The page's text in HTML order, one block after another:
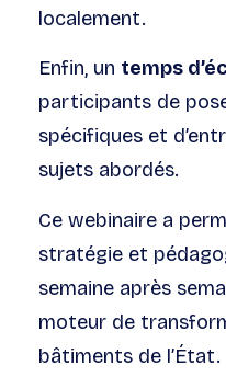
localement.
Enfin, un temps
participants de
spécifiques et
sujets abordés.
Ce webinaire a
stratégie et
semaine après
moteur de
bâtiments de l’État.